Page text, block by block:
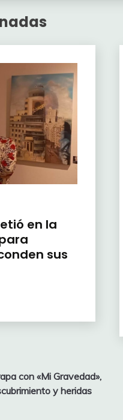
en la
sus
con «Mi Gravedad»,
y heridas